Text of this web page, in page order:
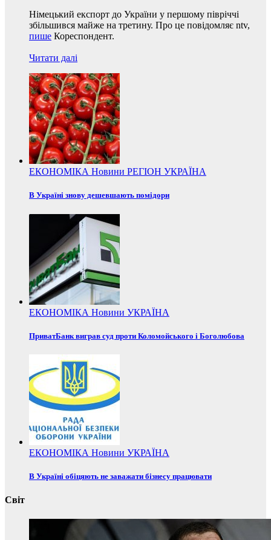
Німецький експорт до України у першому півріччі
збільшився майже на третину. Про це повідомляє ntv,
пише Кореспондент.
Читати далі
ЕКОНОМІКА Новини РЕГІОН УКРАЇНА
В Україні знову дешевшають помідори
ЕКОНОМІКА Новини УКРАЇНА
ПриватБанк виграв суд проти Коломойського і Боголюбова
ЕКОНОМІКА Новини УКРАЇНА
В Україні обіцяють не заважати бізнесу працювати
Світ